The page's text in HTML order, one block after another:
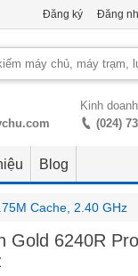
Đăng ký Đăng
Kinh
(024)
Blog
Cache, 2.40 GHz
Gold 6240R